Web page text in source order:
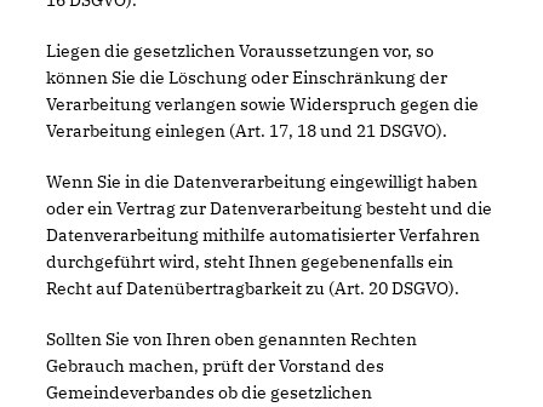
Liegen die gesetzlichen Voraussetzungen vor, so
können Sie die Löschung oder Einschränkung der
Verarbeitung verlangen sowie Widerspruch gegen die
Verarbeitung einlegen (Art. 17, 18 und 21 DSGVO).
Wenn Sie in die Datenverarbeitung eingewilligt haben
oder ein Vertrag zur Datenverarbeitung besteht und die
Datenverarbeitung mithilfe automatisierter Verfahren
durchgeführt wird, steht Ihnen gegebenenfalls ein
Recht auf Datenübertragbarkeit zu (Art. 20 DSGVO).
Sollten Sie von Ihren oben genannten Rechten
Gebrauch machen, prüft der Vorstand des
Gemeindeverbandes ob die gesetzlichen